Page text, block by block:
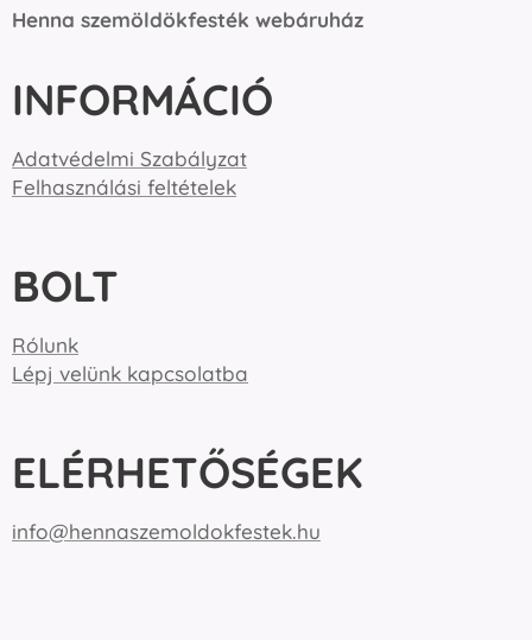
Henna szemöldökfesték webáruház
INFORMÁCIÓ
Adatvédelmi Szabályzat
Felhasználási feltételek
BOLT
Rólunk
Lépj velünk kapcsolatba
ELÉRHETŐSÉGEK
info@hennaszemoldokfestek.hu